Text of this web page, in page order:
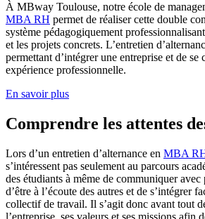
À MBway Toulouse, notre école de
MBA RH permet de réaliser cette double
système pédagogiquement
et les projets concrets. L’entretien
permettant d’intégrer une entreprise et de se
expérience professionnelle.
En savoir plus
Comprendre les attentes
Lors d’un entretien d’alternance en MBA
s’intéressent pas seulement au parcours
des étudiants à même de communiquer avec
d’être à l’écoute des autres et de s’intégrer
collectif de travail. Il s’agit donc avant tout